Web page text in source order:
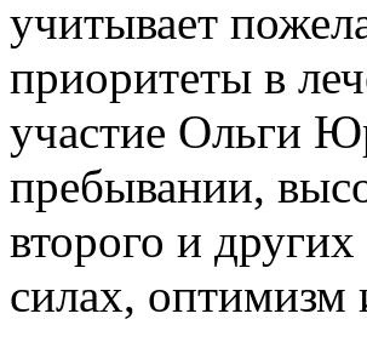
учитывает
приоритеты в
участие Ольги
пребывании,
второго и
силах,